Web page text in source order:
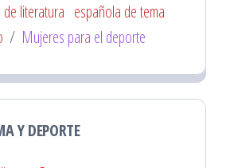
literatura española de tema
/ Mujeres para el deporte
Y DEPORTE